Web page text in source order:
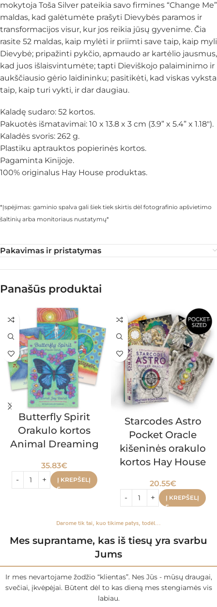
mokytoja Toša Silver pateikia savo firmines “Change Me”
maldas, kad galėtumėte prašyti Dievybės paramos ir
transformacijos visur, kur jos reikia jūsų gyvenime. Čia
rasite 52 maldas, kaip mylėti ir priimti save taip, kaip myli
Dievybė; pripažinti pykčio, apmaudo ar kartėlio jausmus,
kad juos išlaisvintumėte; tapti Dieviškojo palaiminimo ir
aukščiausio gėrio laidininku; pasitikėti, kad viskas vyksta
taip, kaip turi vykti, ir dar daugiau.
Kaladę sudaro: 52 kortos.
Pakuotės išmatavimai: 10 x 13.8 x 3 cm (3.9” x 5.4” x 1.18″).
Kaladės svoris: 262 g.
Plastiku aptrauktos popierinės kortos.
Pagaminta Kinijoje.
100% originalus Hay House produktas.
*Įspėjimas: gaminio spalva gali šiek tiek skirtis dėl fotografinio apšvietimo
šaltinių arba monitoriaus nustatymų*
Pakavimas ir pristatymas
Panašūs produktai
Butterfly Spirit
Orakulo kortos
Animal Dreaming
35.83€
Į KREPŠELĮ
Starcodes Astro
Pocket Oracle
kišeninės orakulo
kortos Hay House
20.55€
Į KREPŠELĮ
Darome tik tai, kuo tikime patys, todėl...
Mes suprantame, kas iš tiesų yra svarbu
Jums
Ir mes nevartojame žodžio “klientas”. Nes Jūs - mūsų draugai,
svečiai, įkvėpėjai. Būtent dėl to kas dieną mes stengiamės vis
labiau.